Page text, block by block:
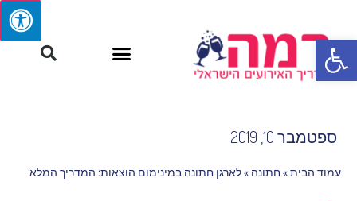
פתח סרגל נגישות
ספטמבר 10, 2019
עמוד הבית» חתונה »לארגן חתונה במינימום הוצאות: המדריך המלא